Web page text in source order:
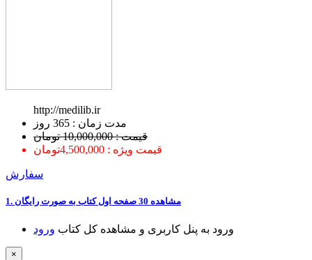
http://medilib.ir
ﻣﺪﺕ ﺯﻣﺎﻥ : 365 ﺭﻭﺯ
قیمت : 10,000,000 تومان
قیمت ویژه : 4,500,000تومان
سفارش
1. ﻣﺸﺎﻫﺪﻩ 30 ﺻﻔﺤﻪ اﻭﻝ ﮐﺘﺎﺏ ﺑﻪ ﺻﻮﺭﺕ ﺭاﯾﮕﺎﻥ
ﻭﺭﻭﺩ ﺑﻪ ﭘﻨﻞ ﮐﺎﺭﺑﺮﯼ ﻭ ﻣﺸﺎﻫﺪﻩ ﮐﻞ ﮐﺘﺎﺏ ﻭﺭﻭﺩ
×